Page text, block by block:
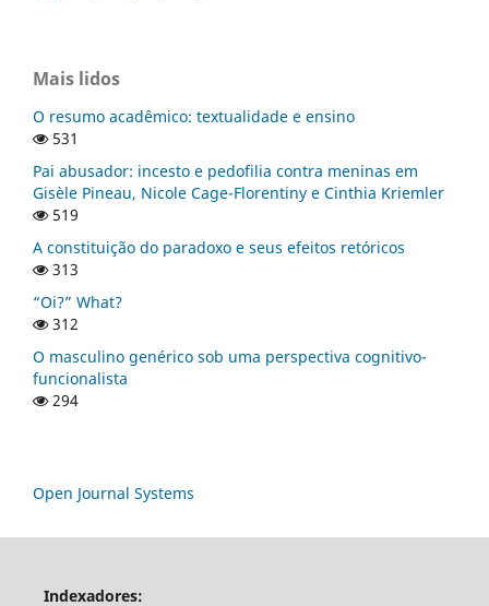
Mais lidos
O resumo acadêmico: textualidade e ensino
531
Pai abusador: incesto e pedofilia contra meninas em
Gisèle Pineau, Nicole Cage-Florentiny e Cinthia Kriemler
519
A constituição do paradoxo e seus efeitos retóricos
313
“Oi?” What?
312
O masculino genérico sob uma perspectiva cognitivo-
funcionalista
294
Open Journal Systems
Indexadores: